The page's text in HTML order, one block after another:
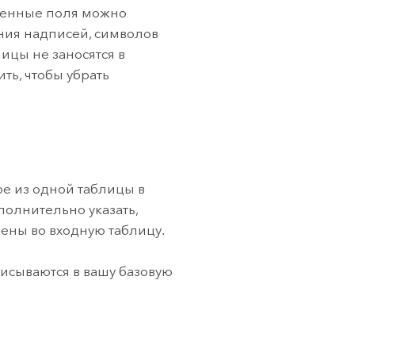
поля можно
надписей, символов
не заносятся в
чтобы убрать
из одной таблицы в
указать,
во входную таблицу.
в вашу базовую